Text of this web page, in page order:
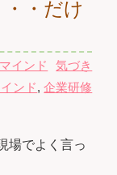
・・だけ
マインド
気づき
ンド,企業研修
場でよく言っ